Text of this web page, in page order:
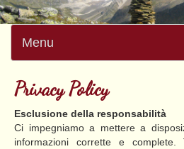
Menu
Privacy Policy
Esclusione della responsabilità
Ci impegniamo a mettere a
informazioni corrette e complete.